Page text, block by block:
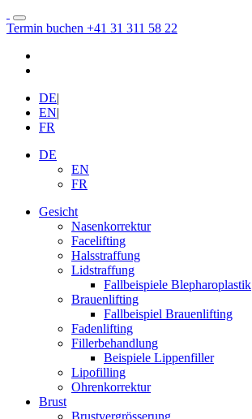
Termin buchen +41 31 311 58 22
DE|
EN|
FR
DE
EN
FR
Gesicht
Nasenkorrektur
Facelifting
Halsstraffung
Lidstraffung
Fallbeispiele Blepharoplastik
Brauenlifting
Fallbeispiel Brauenlifting
Fadenlifting
Fillerbehandlung
Beispiele Lippenfiller
Lipofilling
Ohrenkorrektur
Brust
Brustvergrösserung